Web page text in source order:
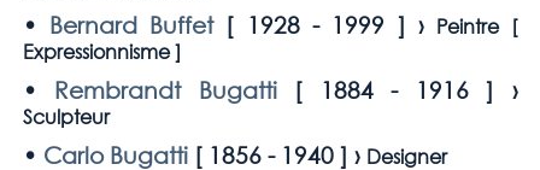
• Bernard Buffet[ 1928 - 1999 ] › Peintre [
Expressionnisme]
• Rembrandt Bugatti[ 1884 - 1916] ›
Sculpteur
• Carlo Bugatti[ 1856 - 1940] › Designer